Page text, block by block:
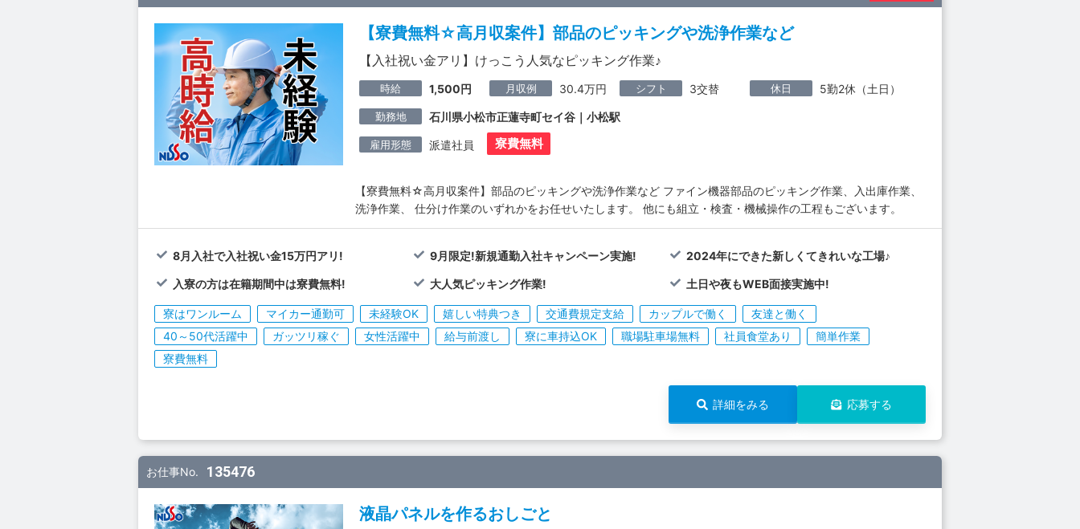
【寮費無料☆高月収案件】部品のピッキングや洗浄作業など
【入社祝い金アリ】けっこう人気なピッキング作業♪
時給 1,500円 月収例 30.4万円 シフト 3交替 休日 5勤2休（土日）
勤務地 石川県小松市正蓮寺町セイ谷｜小松駅
雇用形態 派遣社員 寮費無料
【寮費無料☆高月収案件】部品のピッキングや洗浄作業など ファイン機器部品のピッキング作業、入出庫作業、
洗浄作業、 仕分け作業のいずれかをお任せいたします。 他にも組立・検査・機械操作の工程もございます。
8月入社で入社祝い金15万円アリ! 9月限定!新規通勤入社キャンペーン実施! 2024年にできた新しくてきれいな工場♪
入寮の方は在籍期間中は寮費無料! 大人気ピッキング作業! 土日や夜もWEB面接実施中!
寮はワンルーム マイカー通勤可 未経験OK 嬉しい特典つき 交通費規定支給 カップルで働く
友達と働く
40～50代活躍中
ガッツリ稼ぐ 女性活躍中 給与前渡し 寮に車持込OK 職場駐車場無料 社員食堂あり
簡単作業
寮費無料
詳細をみる 応募する
お仕事No. 135476
液晶パネルを作るおしごと